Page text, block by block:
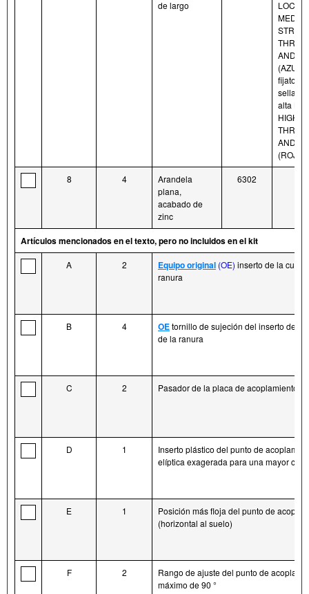
de largo
AND
(AZUL)
alta
HIGH
AND
(ROJO)
8 4
Arandela
plana,
acabado de
zinc
6302
Artículos mencionados en el texto, pero no incluidos en el kit
A 2 Equipo original (OE) inserto de la
ranura
B 4 OEtornillo de sujeción del inserto de la
de la ranura
C 2 Pasador de la placa de acoplamiento
D 1
Inserto plástico del punto de
elíptica exagerada para una mayor
E 1
Posición más floja del punto de
(horizontal al suelo)
F 2
Rango de ajuste del punto de
máximo de 90 °